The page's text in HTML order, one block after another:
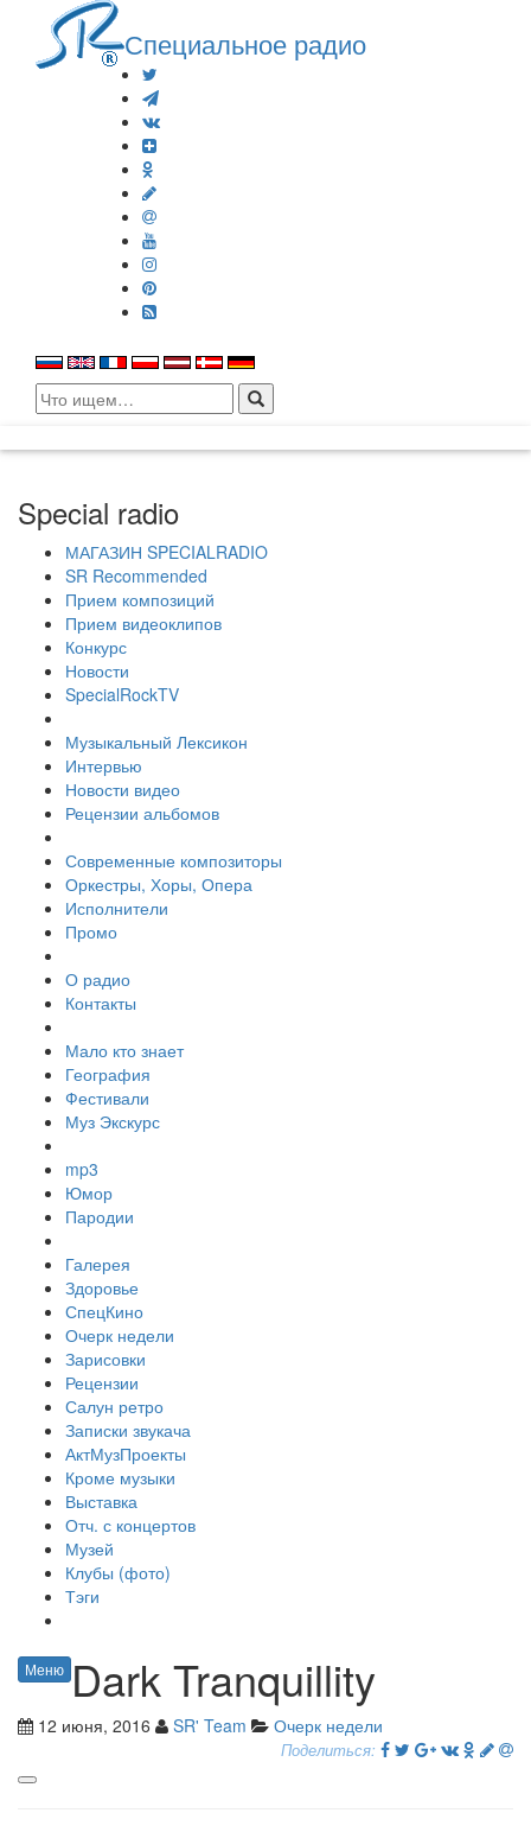
Специальное радио
Search
for:
Special radio
МАГАЗИН SPECIALRADIO
SR Recommended
Прием композиций
Прием видеоклипов
Конкурс
Новости
SpecialRockTV
Музыкальный Лексикон
Интервью
Новости видео
Рецензии альбомов
Современные композиторы
Оркестры, Хоры, Опера
Исполнители
Промо
О радио
Контакты
Мало кто знает
География
Фестивали
Муз Экскурс
mp3
Юмор
Пародии
Галерея
Здоровье
СпецКино
Очерк недели
Зарисовки
Рецензии
Салун ретро
Записки звукача
АктМузПроекты
Кроме музыки
Выставка
Отч. с концертов
Музей
Клубы (фото)
Тэги
Меню Dark Tranquillity
12 июня, 2016 SR' Team Очерк недели
Поделиться: